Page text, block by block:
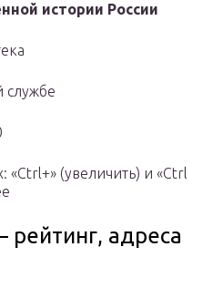
истории России
службе
«Ctrl+» (увеличить) и «Ctrl
адреса